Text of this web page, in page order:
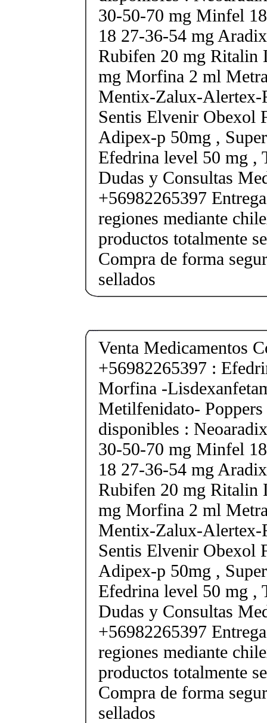
30-50-70 mg Minfel
18 27-36-54 mg
Rubifen 20 mg Ritalin
mg Morfina 2 ml
Mentix-Zalux-Alertex-
Sentis Elvenir Obexol
Adipex-p 50mg ,
Efedrina level 50 mg ,
Dudas y Consultas
+56982265397
regiones mediante
productos totalmente
Compra de forma
sellados
Venta Medicamentos
+56982265397 :
Morfina -
Metilfenidato-
disponibles :
30-50-70 mg Minfel
18 27-36-54 mg
Rubifen 20 mg Ritalin
mg Morfina 2 ml
Mentix-Zalux-Alertex-
Sentis Elvenir Obexol
Adipex-p 50mg ,
Efedrina level 50 mg ,
Dudas y Consultas
+56982265397
regiones mediante
productos totalmente
Compra de forma
sellados